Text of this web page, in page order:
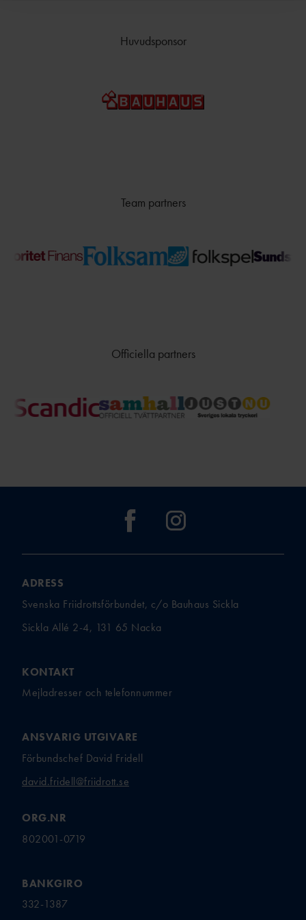
Huvudsponsor
Team partners
Officiella partners
ADRESS
Svenska Friidrottsförbundet, c/o Bauhaus Sickla
Sickla Allé 2-4, 131 65 Nacka
KONTAKT
Mejladresser och telefonnummer
ANSVARIG UTGIVARE
Förbundschef David Fridell
david.fridell@friidrott.se
ORG.NR
802001-0719
BANKGIRO
332-1387